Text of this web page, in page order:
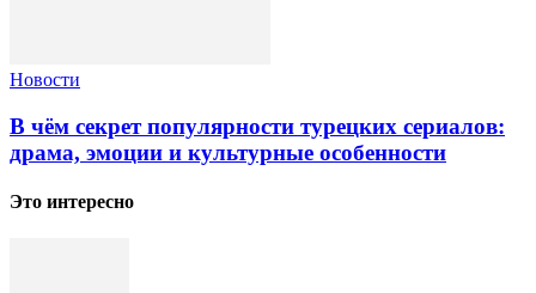
Новости
В чём секрет популярности турецких сериалов:
драма, эмоции и культурные особенности
Это интересно